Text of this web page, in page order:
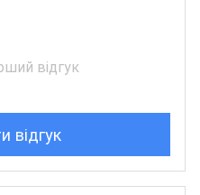
відгук
відгук